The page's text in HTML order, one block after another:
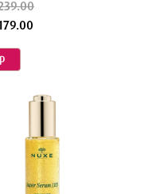
Parkii
Triglycerides,